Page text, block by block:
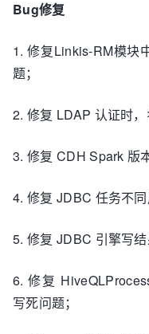
Bug修复
1. 修复Linkis-RM模块
题；
2. 修复 LDAP 认证时，
3. 修复 CDH Spark 版
4. 修复 JDBC 任务不同
5. 修复 JDBC 引擎写结
6. 修复
写死问题；